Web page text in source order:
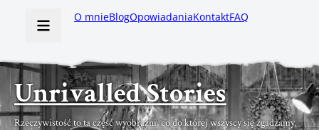
O mnieBlogOpowiadaniaKontaktFAQ
Unrivalled Stories
Rzeczywistość to ta część wyobraźni, co do której wszyscy się zgadzamy.